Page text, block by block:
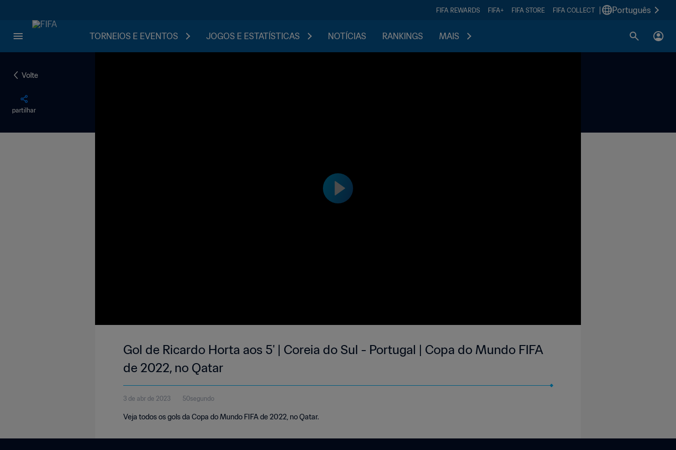
FIFA REWARDS FIFA+ FIFA STORE FIFA COLLECT Português
TORNEIOS E EVENTOS JOGOS E ESTATÍSTICAS NOTÍCIAS RANKINGS MAIS
Volte
partilhar
Gol de Ricardo Horta aos 5' | Coreia do Sul - Portugal | Copa do Mundo FIFA
de 2022, no Qatar
3 de abr de 2023 50segundo
Veja todos os gols da Copa do Mundo FIFA de 2022, no Qatar.